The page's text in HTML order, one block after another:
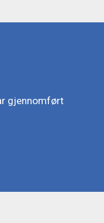
gjennomført